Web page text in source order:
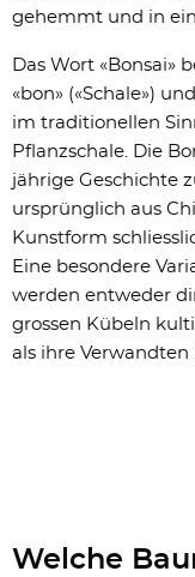
gehemmt und in
Das Wort «Bonsai»
«bon» («Schale»)
im traditionellen
Pflanzschale. Die
jährige Geschichte
ursprünglich aus
Kunstform
Eine besondere
werden entweder
grossen Kübeln
als ihre Verwandten
Welche